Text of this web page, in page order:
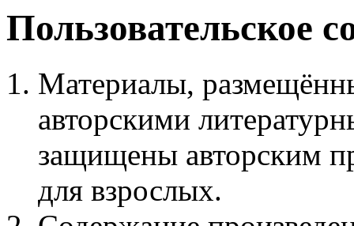
Пользовательское
Материалы,
авторскими
защищены авторским
для взрослых.